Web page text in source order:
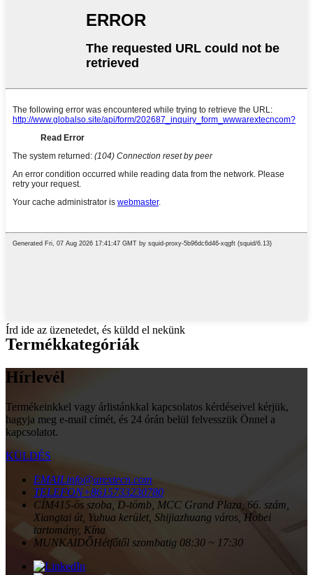
Írd ide az üzenetedet, és küldd el nekünk
Termékkategóriák
Hírlevél
Termékeinkkel vagy árlistánkkal kapcsolatos kérdéseivel kérjük,
hagyja meg e-mail címét, és 24 órán belül felvesszük Önnel a
kapcsolatot.
KÜLDÉS
EMAILinfo@arextecn.com
TELEFON+8615733230780
CÍM415-ös szoba, D-tömb, MCC Grand Plaza, 66. szám,
Xiangtai út, Yuhua kerület, Shijiazhuang város, Hobei
tartomány, Kína
MUNKAIDŐHétfőtől szombatig 08:30 ~ 17:30